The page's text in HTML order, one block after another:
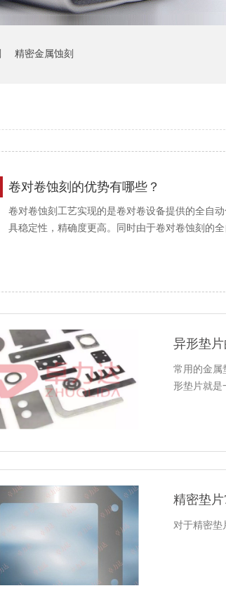
精密金属蚀刻
卷对卷蚀刻的优势有哪些？
卷对卷蚀刻工艺实现的是卷对卷设备提供的全自
具稳定性，精确度更高。同时由于卷对卷蚀刻的
异形垫
常用的金属
形垫片就是
精密垫片
对于精密垫